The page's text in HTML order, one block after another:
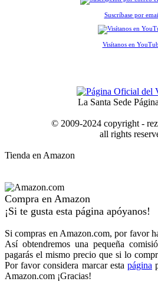
Suscríbase por
Visítanos en
La Santa Sede
© 2009-2024 copyright -
all rights
Tienda en Amazon
Compra en Amazon
¡Si te gusta esta página apóyanos!
Si compras en Amazon.com, por favor
Así obtendremos una pequeña
pagarás el mismo precio que si lo
Por favor considera marcar esta página
Amazon.com ¡Gracias!